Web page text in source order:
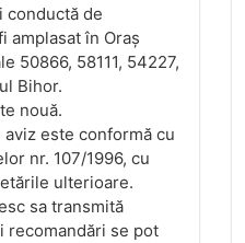
conductă de
amplasat în Oraș
50866, 58111, 54227,
Bihor.
nouă.
este conformă cu
nr. 107/1996, cu
ulterioare.
sa transmită
recomandări se pot